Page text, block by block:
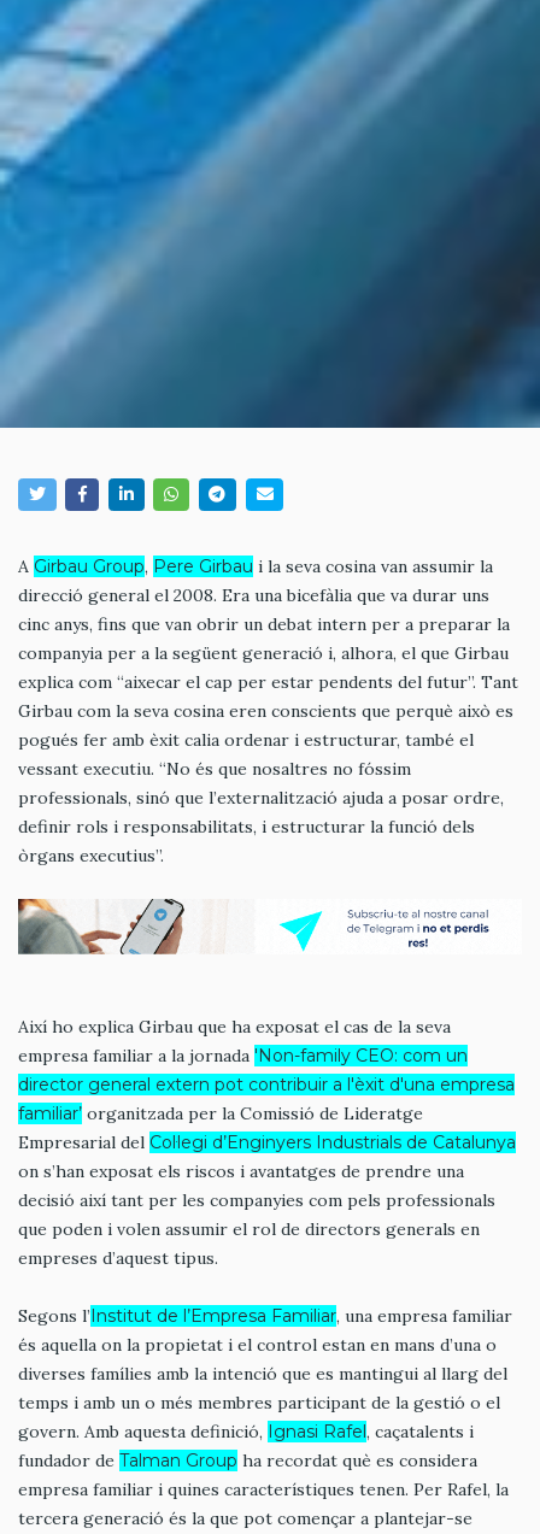
A Girbau Group, Pere Girbau i la seva cosina van assumir la
direcció general el 2008. Era una bicefàlia que va durar uns
cinc anys, fins que van obrir un debat intern per a preparar la
companyia per a la següent generació i, alhora, el que Girbau
explica com “aixecar el cap per estar pendents del futur”. Tant
Girbau com la seva cosina eren conscients que perquè això es
pogués fer amb èxit calia ordenar i estructurar, també el
vessant executiu. “No és que nosaltres no fóssim
professionals, sinó que l’externalització ajuda a posar ordre,
definir rols i responsabilitats, i estructurar la funció dels
òrgans executius”.
Així ho explica Girbau que ha exposat el cas de la seva
empresa familiar a la jornada 'Non-family CEO: com un
director general extern pot contribuir a l'èxit d'una empresa
familiar’ organitzada per la Comissió de Lideratge
Empresarial del Col·legi d’Enginyers Industrials de Catalunya
on s’han exposat els riscos i avantatges de prendre una
decisió així tant per les companyies com pels professionals
que poden i volen assumir el rol de directors generals en
empreses d’aquest tipus.
Segons l’Institut de l’Empresa Familiar, una empresa familiar
és aquella on la propietat i el control estan en mans d’una o
diverses famílies amb la intenció que es mantingui al llarg del
temps i amb un o més membres participant de la gestió o el
govern. Amb aquesta definició, Ignasi Rafel, caçatalents i
fundador de Talman Group ha recordat què es considera
empresa familiar i quines característiques tenen. Per Rafel, la
tercera generació és la que pot començar a plantejar-se